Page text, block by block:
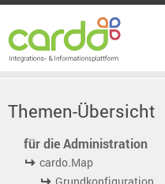
Themen-Übersicht
für die Administration
cardo.Map